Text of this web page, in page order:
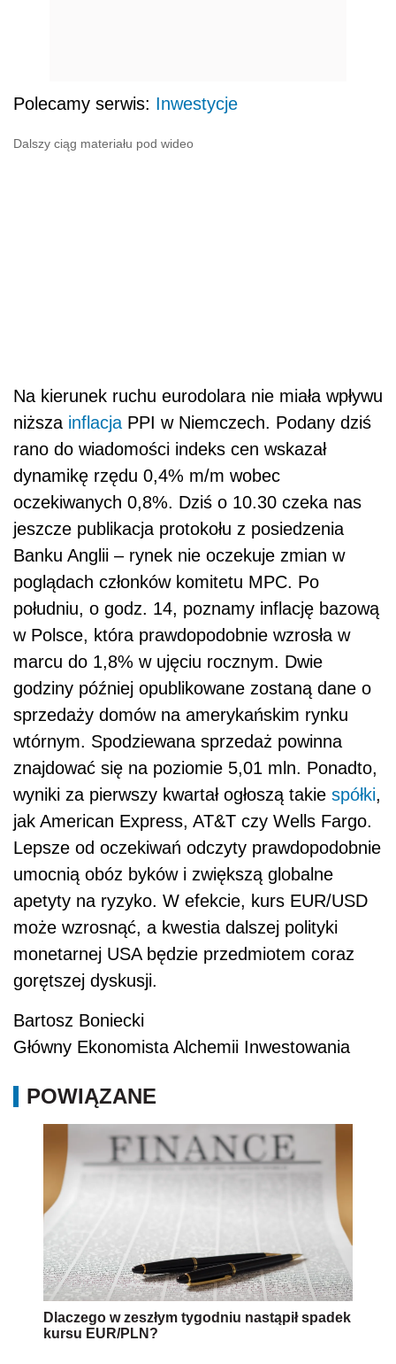
Polecamy serwis: Inwestycje
Dalszy ciąg materiału pod wideo
Na kierunek ruchu eurodolara nie miała wpływu
niższa inflacja PPI w Niemczech. Podany dziś
rano do wiadomości indeks cen wskazał
dynamikę rzędu 0,4% m/m wobec
oczekiwanych 0,8%. Dziś o 10.30 czeka nas
jeszcze publikacja protokołu z posiedzenia
Banku Anglii – rynek nie oczekuje zmian w
poglądach członków komitetu MPC. Po
południu, o godz. 14, poznamy inflację bazową
w Polsce, która prawdopodobnie wzrosła w
marcu do 1,8% w ujęciu rocznym. Dwie
godziny później opublikowane zostaną dane o
sprzedaży domów na amerykańskim rynku
wtórnym. Spodziewana sprzedaż powinna
znajdować się na poziomie 5,01 mln. Ponadto,
wyniki za pierwszy kwartał ogłoszą takie spółki,
jak American Express, AT&T czy Wells Fargo.
Lepsze od oczekiwań odczyty prawdopodobnie
umocnią obóz byków i zwiększą globalne
apetyty na ryzyko. W efekcie, kurs EUR/USD
może wzrosnąć, a kwestia dalszej polityki
monetarnej USA będzie przedmiotem coraz
gorętszej dyskusji.
Bartosz Boniecki
Główny Ekonomista Alchemii Inwestowania
POWIĄZANE
Dlaczego w zeszłym tygodniu nastąpił spadek
kursu EUR/PLN?